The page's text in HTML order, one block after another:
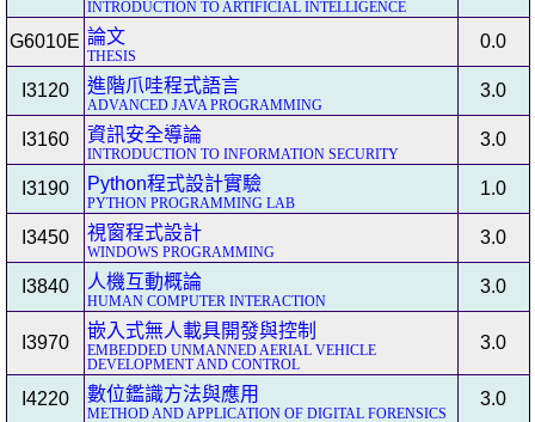
INTRODUCTION TO ARTIFICIAL INTELLIGENCE
G6010E 論文
THESIS
0.0
I3120 進階爪哇程式語言
ADVANCED JAVA PROGRAMMING
3.0
I3160 資訊安全導論
INTRODUCTION TO INFORMATION SECURITY
3.0
I3190 Python程式設計實驗
PYTHON PROGRAMMING LAB
1.0
I3450 視窗程式設計
WINDOWS PROGRAMMING
3.0
I3840 人機互動概論
HUMAN COMPUTER INTERACTION
3.0
I3970
嵌入式無人載具開發與控制
EMBEDDED UNMANNED AERIAL VEHICLE
DEVELOPMENT AND CONTROL
3.0
I4220 數位鑑識方法與應用
METHOD AND APPLICATION OF DIGITAL FORENSICS
3.0